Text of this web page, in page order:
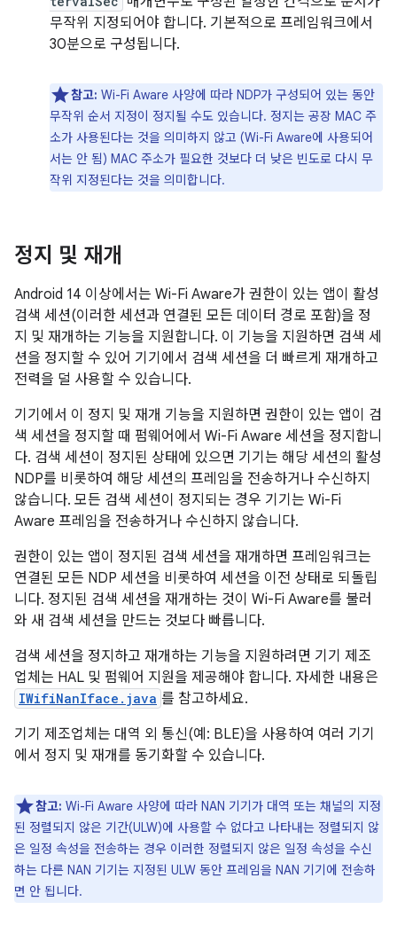
무작위 지정되어야 합니다. 기본적으로 프레임워크에서
30분으로 구성됩니다.
참고: Wi-Fi Aware 사양에 따라 NDP가 구성되어 있는 동안
무작위 순서 지정이 정지될 수도 있습니다. 정지는 공장 MAC 주
소가 사용된다는 것을 의미하지 않고 (Wi-Fi Aware에 사용되어
서는 안 됨) MAC 주소가 필요한 것보다 더 낮은 빈도로 다시 무
작위 지정된다는 것을 의미합니다.
정지 및 재개
Android 14 이상에서는 Wi-Fi Aware가 권한이 있는 앱이 활성
검색 세션(이러한 세션과 연결된 모든 데이터 경로 포함)을 정
지 및 재개하는 기능을 지원합니다. 이 기능을 지원하면 검색 세
션을 정지할 수 있어 기기에서 검색 세션을 더 빠르게 재개하고
전력을 덜 사용할 수 있습니다.
기기에서 이 정지 및 재개 기능을 지원하면 권한이 있는 앱이 검
색 세션을 정지할 때 펌웨어에서 Wi-Fi Aware 세션을 정지합니
다. 검색 세션이 정지된 상태에 있으면 기기는 해당 세션의 활성
NDP를 비롯하여 해당 세션의 프레임을 전송하거나 수신하지
않습니다. 모든 검색 세션이 정지되는 경우 기기는 Wi-Fi
Aware 프레임을 전송하거나 수신하지 않습니다.
권한이 있는 앱이 정지된 검색 세션을 재개하면 프레임워크는
연결된 모든 NDP 세션을 비롯하여 세션을 이전 상태로 되돌립
니다. 정지된 검색 세션을 재개하는 것이 Wi-Fi Aware를 불러
와 새 검색 세션을 만드는 것보다 빠릅니다.
검색 세션을 정지하고 재개하는 기능을 지원하려면 기기 제조
업체는 HAL 및 펌웨어 지원을 제공해야 합니다. 자세한 내용은
IWifiNanIface.java 를 참고하세요.
기기 제조업체는 대역 외 통신(예: BLE)을 사용하여 여러 기기
에서 정지 및 재개를 동기화할 수 있습니다.
참고: Wi-Fi Aware 사양에 따라 NAN 기기가 대역 또는 채널의 지정
된 정렬되지 않은 기간(ULW)에 사용할 수 없다고 나타내는 정렬되지 않
은 일정 속성을 전송하는 경우 이러한 정렬되지 않은 일정 속성을 수신
하는 다른 NAN 기기는 지정된 ULW 동안 프레임을 NAN 기기에 전송하
면 안 됩니다.